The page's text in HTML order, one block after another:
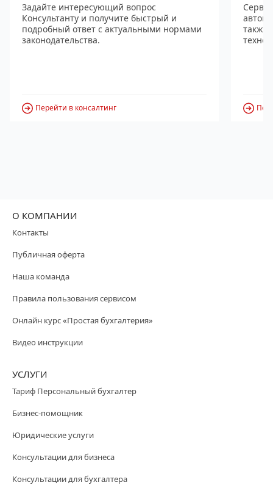
Задайте интересующий вопрос
Консультанту и получите быстрый и
подробный ответ с актуальными нормами
законодательства.
Перейти в консалтинг
также
О КОМПАНИИ
Контакты
Публичная оферта
Наша команда
Правила пользования сервисом
Онлайн курс «Простая бухгалтерия»
Видео инструкции
УСЛУГИ
Тариф Персональный бухгалтер
Бизнес-помощник
Юридические услуги
Консультации для бизнеса
Консультации для бухгалтера